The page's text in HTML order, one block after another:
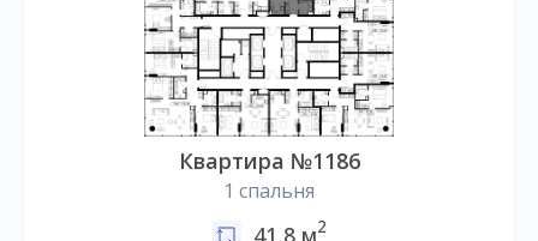
Квартира №1186
1 спальня
41,8 м2